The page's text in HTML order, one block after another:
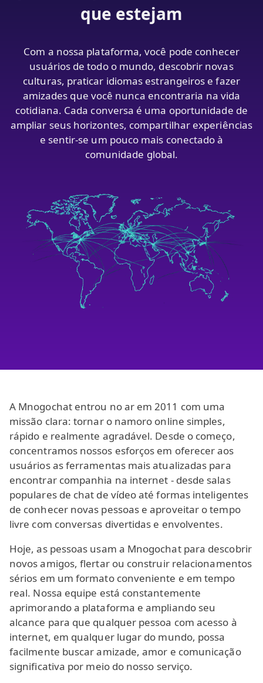
que estejam
Com a nossa plataforma, você pode conhecer
usuários de todo o mundo, descobrir novas
culturas, praticar idiomas estrangeiros e fazer
amizades que você nunca encontraria na vida
cotidiana. Cada conversa é uma oportunidade de
ampliar seus horizontes, compartilhar experiências
e sentir-se um pouco mais conectado à
comunidade global.
A Mnogochat entrou no ar em 2011 com uma
missão clara: tornar o namoro online simples,
rápido e realmente agradável. Desde o começo,
concentramos nossos esforços em oferecer aos
usuários as ferramentas mais atualizadas para
encontrar companhia na internet - desde salas
populares de chat de vídeo até formas inteligentes
de conhecer novas pessoas e aproveitar o tempo
livre com conversas divertidas e envolventes.
Hoje, as pessoas usam a Mnogochat para descobrir
novos amigos, flertar ou construir relacionamentos
sérios em um formato conveniente e em tempo
real. Nossa equipe está constantemente
aprimorando a plataforma e ampliando seu
alcance para que qualquer pessoa com acesso à
internet, em qualquer lugar do mundo, possa
facilmente buscar amizade, amor e comunicação
significativa por meio do nosso serviço.